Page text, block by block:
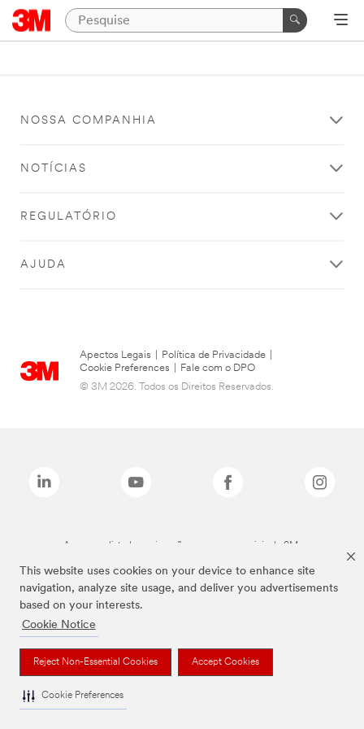
This website uses cookies on your device to enhance site
navigation, analyze site usage, and deliver you advertisements
based on your interests.
Cookie Notice
Reject Non-Essential Cookies Accept Cookies
Cookie Preferences
NOSSA COMPANHIA
NOTÍCIAS
REGULATÓRIO
AJUDA
Apectos Legais Política de Privacidade
Cookie Preferences
Fale com o DPO
© 3M 2026. Todos os Direitos Reservados.
As marcas listadas a cima são marcas comerciais da 3M.